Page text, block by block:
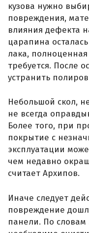
кузова нужно
повреждения,
влияния дефекта
царапина
лака,
требуется. После
устранить
Небольшой скол,
не всегда
Более того, при
покрытие с
эксплуатации
чем недавно
считает Архипов.
Иначе следует
повреждение
панели. По словам